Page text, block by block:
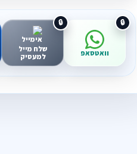
וואטסאפ
שלח מייל
למעסיק